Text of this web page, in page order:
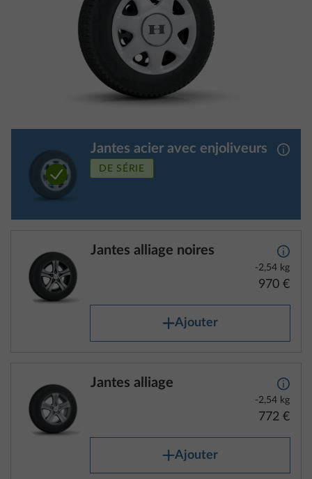
Jantes acier avec enjoliveurs Plus
DE SÉRIE
Jantes alliage noires Plus
-2,54 kg
970 €
Ajouter
Jantes alliage Plus
-2,54 kg
772 €
Ajouter